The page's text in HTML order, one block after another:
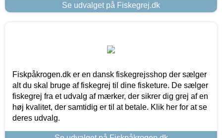
Se udvalget på Fiskegrej.dk
Fiskpåkrogen.dk er en dansk fiskegrejsshop der sælger
alt du skal bruge af fiskegrej til dine fisketure. De sælger
fiskegrej fra et udvalg af mærker, der sikrer dig grej af en
høj kvalitet, der samtidig er til at betale. Klik her for at se
deres udvalg.